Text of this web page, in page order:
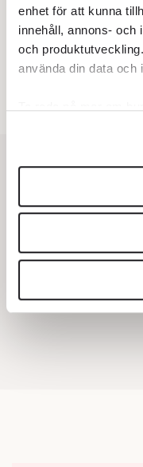
enhet för att kunna
innehåll, annons- och
och
använda din data och
Du kan ändra eller
helst från cookie-
Vi använder
för sociala medier
vidarebefordrar även
information från din
annons- och
Dessa kan i sin tur
5.Bitte Assarmo:
KRÖNIKA
6. Sakine Madon:
vänstern för